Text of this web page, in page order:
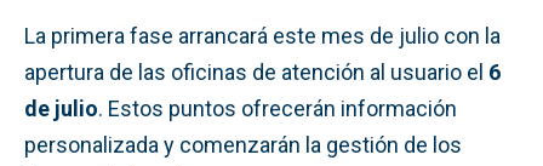
La primera fase arrancará este mes de julio con la
apertura de las oficinas de atención al usuario el 6
de julio. Estos puntos ofrecerán información
personalizada y comenzarán la gestión de los